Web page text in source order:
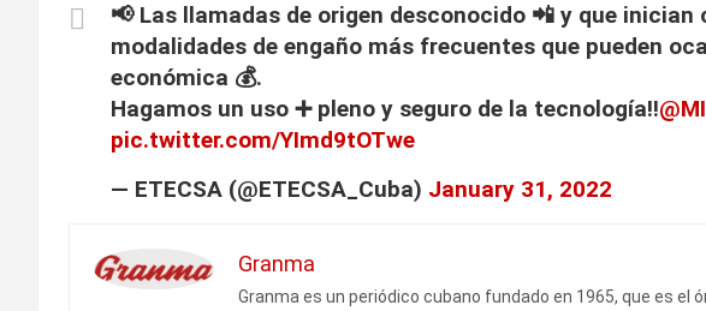
📢 Las llamadas de origen desconocido 📲 y que inician
modalidades de engaño más frecuentes que pueden
económica 💰.
Hagamos un uso ➕ pleno y seguro de la tecnología‼️
pic.twitter.com/YImd9tOTwe
— ETECSA (@ETECSA_Cuba) January 31, 2022
Granma
Granma es un periódico cubano fundado en 1965, que es el